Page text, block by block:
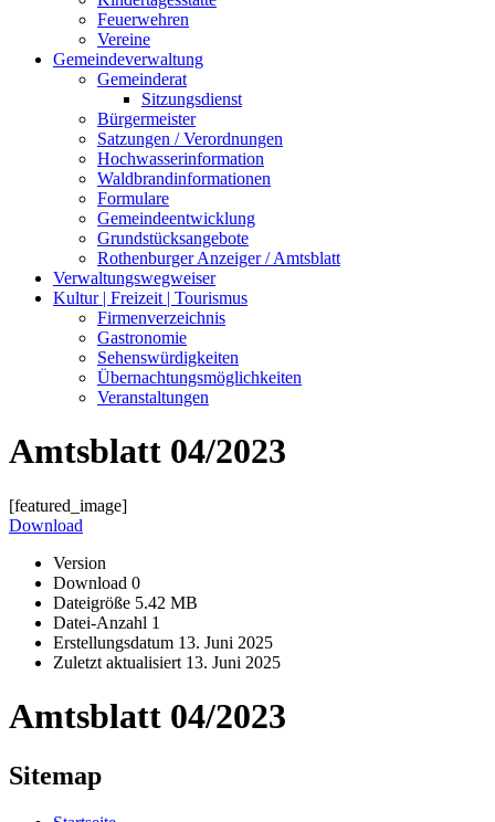
Feuerwehren
Vereine
Gemeindeverwaltung
Gemeinderat
Sitzungsdienst
Bürgermeister
Satzungen / Verordnungen
Hochwasserinformation
Waldbrandinformationen
Formulare
Gemeindeentwicklung
Grundstücksangebote
Rothenburger Anzeiger / Amtsblatt
Verwaltungswegweiser
Kultur | Freizeit | Tourismus
Firmenverzeichnis
Gastronomie
Sehenswürdigkeiten
Übernachtungsmöglichkeiten
Veranstaltungen
Amtsblatt 04/2023
[featured_image]
Download
Version
Download 0
Dateigröße 5.42 MB
Datei-Anzahl 1
Erstellungsdatum 13. Juni 2025
Zuletzt aktualisiert 13. Juni 2025
Amtsblatt 04/2023
Sitemap